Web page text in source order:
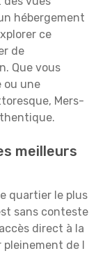
hébergement
ce
de
Que vous
ou une
Mers-
meilleurs
quartier le plus
sans conteste
direct à la
pleinement de l